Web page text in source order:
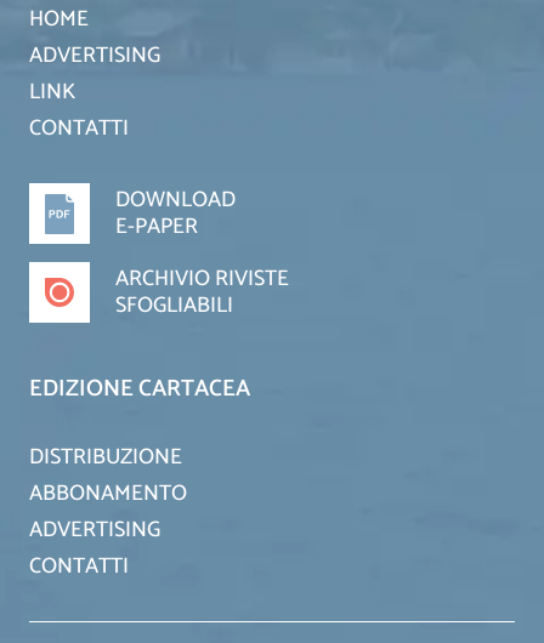
HOME
ADVERTISING
LINK
CONTATTI
DOWNLOAD
E-PAPER
ARCHIVIO RIVISTE
SFOGLIABILI
EDIZIONE CARTACEA
DISTRIBUZIONE
ABBONAMENTO
ADVERTISING
CONTATTI